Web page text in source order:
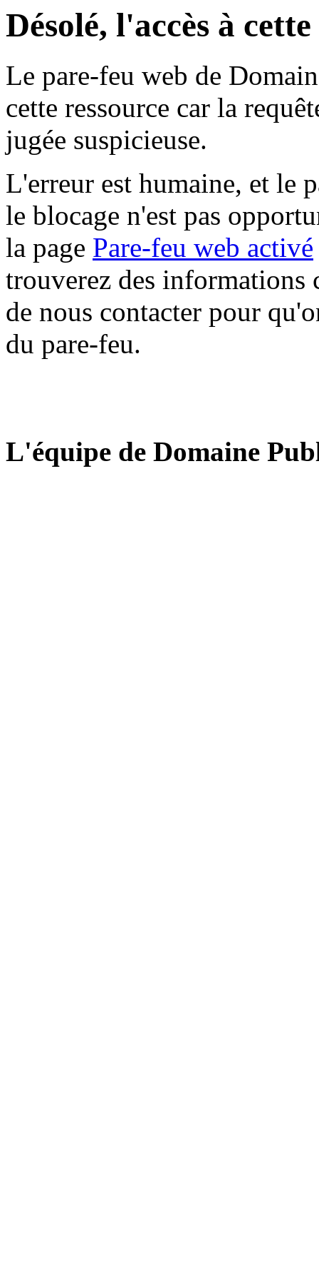
Désolé, l'accès à
Le pare-feu web de
cette ressource car la
jugée suspicieuse.
L'erreur est humaine, et le
le blocage n'est pas
la page Pare-feu web activé
trouverez des informations
de nous contacter pour
du pare-feu.
L'équipe de Domaine